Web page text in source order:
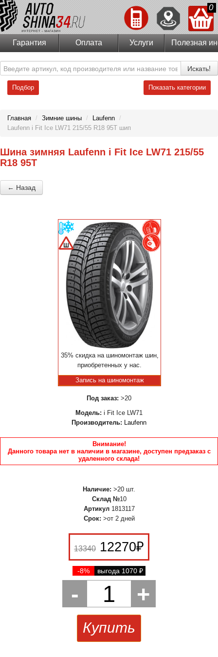
0
Гарантия Оплата Услуги Полезная
Искать!
Подбор Показать категории
Главная / Зимние шины / Laufenn /
Laufenn i Fit Ice LW71 215/55 R18 95T шип
Шина зимняя Laufenn i Fit Ice LW71 215/55
R18 95T
← Назад
35% скидка на шиномонтаж шин,
приобретенных у нас.
Запись на шиномонтаж
Под заказ: >20
Модель: i Fit Ice LW71
Производитель: Laufenn
Внимание!
Данного товара нет в наличии в магазине, доступен предзаказ с
удаленного склада!
Наличие: >20 шт.
Склад №10
Артикул 1813117
Срок: >от 2 дней
13340 12270₽
-8% выгода 1070 ₽
- 1 +
Купить